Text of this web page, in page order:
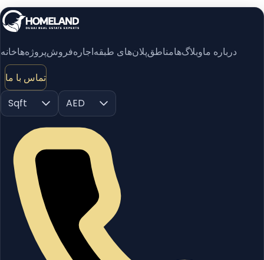
خانهپروژه‌هافروشاجارهپلان‌های طبقهمناطقوبلاگ‌هادرباره ما
تماس با ما
Sqft
AED